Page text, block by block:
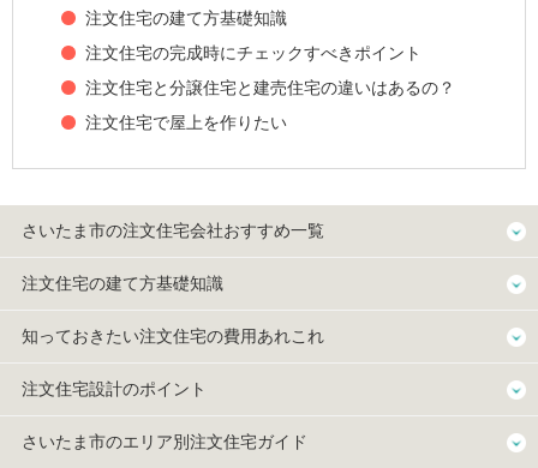
注文住宅の建て方基礎知識
注文住宅の完成時にチェックすべきポイント
注文住宅と分譲住宅と建売住宅の違いはあるの？
注文住宅で屋上を作りたい
さいたま市の注文住宅会社おすすめ一覧
注文住宅の建て方基礎知識
知っておきたい注文住宅の費用あれこれ
注文住宅設計のポイント
さいたま市のエリア別注文住宅ガイド